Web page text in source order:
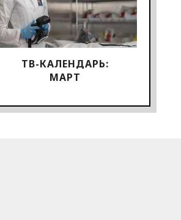
ТВ-КАЛЕНДАРЬ:
МАРТ